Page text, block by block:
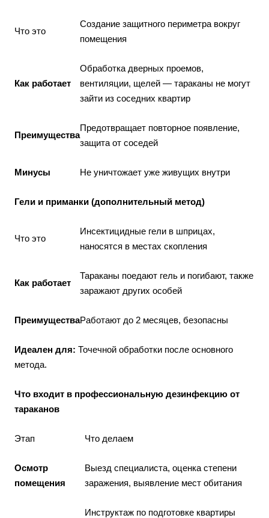
Что это
Создание защитного периметра вокруг
помещения
Как работает
Обработка дверных проемов,
вентиляции, щелей — тараканы не могут
зайти из соседних квартир
Преимущества
Предотвращает повторное появление,
защита от соседей
Минусы Не уничтожает уже живущих внутри
Гели и приманки (дополнительный метод)
Что это
Инсектицидные гели в шприцах,
наносятся в местах скопления
Как работает
Тараканы поедают гель и погибают, также
заражают других особей
ПреимуществаРаботают до 2 месяцев, безопасны
Идеален для: Точечной обработки после основного
метода.
Что входит в профессиональную дезинфекцию от
тараканов
Этап Что делаем
Осмотр
помещения
Выезд специалиста, оценка степени
заражения, выявление мест обитания
Инструктаж по подготовке квартиры